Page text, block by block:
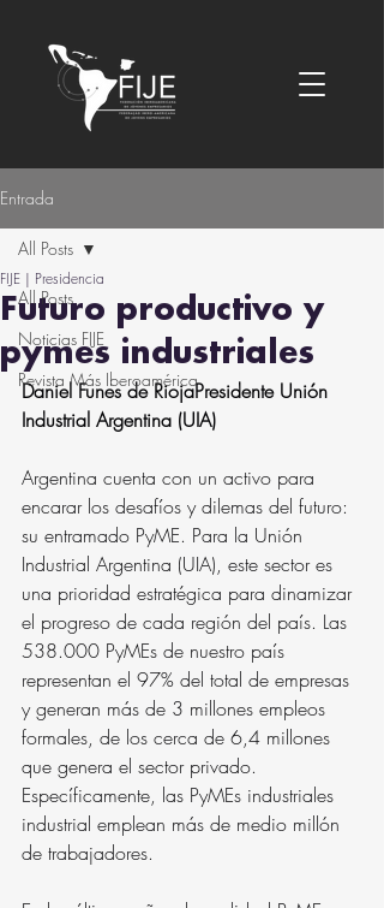
Entrada
All Posts
Noticias FIJE
Revista Más Iberoamérica
All Posts
Futuro productivo y
pymes industriales
FIJE | Presidencia
Daniel Funes de RiojaPresidente Unión
Industrial Argentina (UIA)
Argentina cuenta con un activo para
encarar los desafíos y dilemas del futuro:
su entramado PyME. Para la Unión
Industrial Argentina (UIA), este sector es
una prioridad estratégica para dinamizar
el progreso de cada región del país. Las
538.000 PyMEs de nuestro país
representan el 97% del total de empresas
y generan más de 3 millones empleos
formales, de los cerca de 6,4 millones
que genera el sector privado.
Específicamente, las PyMEs industriales
industrial emplean más de medio millón
de trabajadores.